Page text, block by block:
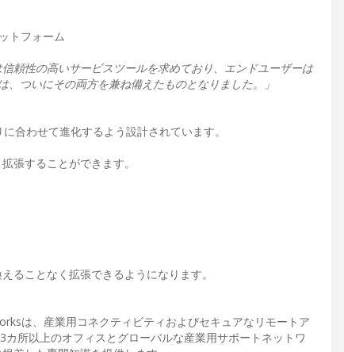
トフォーム
頼性の高いサービスツールを求めており、エンドユーザーは
ついにその両方を兼ね備えたものとなりました。」
合わせて進化するよう設計されています。
張することができます。
ることなく拡張できるようになります。
は、産業用コネクティビティおよびセキュアなリモートア
所以上のオフィスとグローバルな産業用サポートネットワ